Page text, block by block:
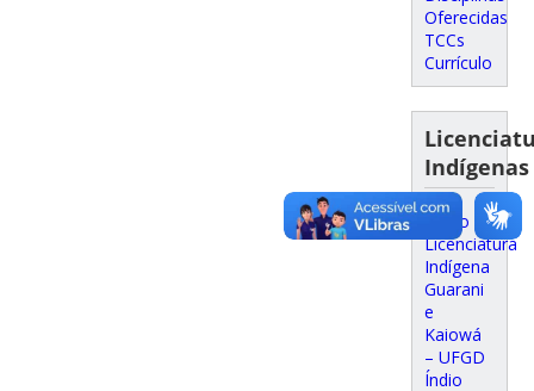
Oferecidas
TCCs
Currículo
Indígenas
Curso de
Licenciatura
Indígena
Guarani
e
Kaiowá
– UFGD
Índio